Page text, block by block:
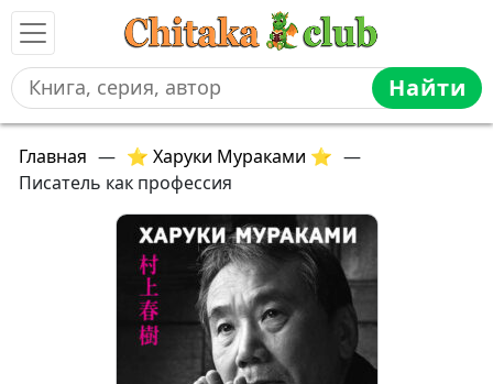
Найти
Главная — ⭐ Харуки Мураками ⭐ —
Писатель как профессия